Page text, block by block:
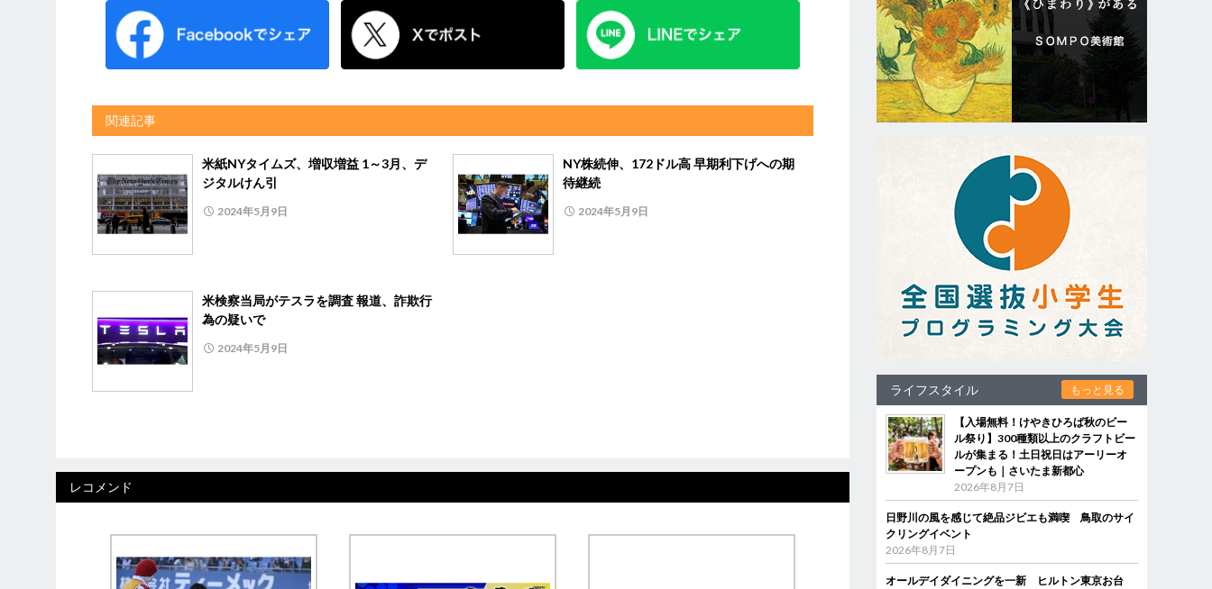
関連記事
米紙NYタイムズ、増収増益 1～3月、デ
ジタルけん引
2024年5月9日
NY株続伸、172ドル高 早期利下げへの期
待継続
2024年5月9日
米検察当局がテスラを調査 報道、詐欺行
為の疑いで
2024年5月9日
レコメンド
ライフスタイル もっと見る
【入場無料！けやきひろば秋のビー
ル祭り】300種類以上のクラフトビー
ルが集まる！土日祝日はアーリーオ
ープンも｜さいたま新都心
2026年8月7日
日野川の風を感じて絶品ジビエも満喫 鳥取のサイ
クリングイベント
2026年8月7日
オールデイダイニングを一新 ヒルトン東京お台